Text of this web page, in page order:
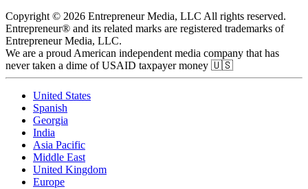
Copyright © 2026 Entrepreneur Media, LLC All rights reserved.
Entrepreneur® and its related marks are registered trademarks of
Entrepreneur Media, LLC.
We are a proud American independent media company that has
never taken a dime of USAID taxpayer money 🇺🇸
United States
Spanish
Georgia
India
Asia Pacific
Middle East
United Kingdom
Europe